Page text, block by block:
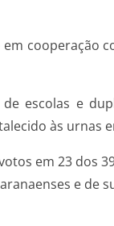
cooperação
escolas e
às urnas
em 23 dos
e de